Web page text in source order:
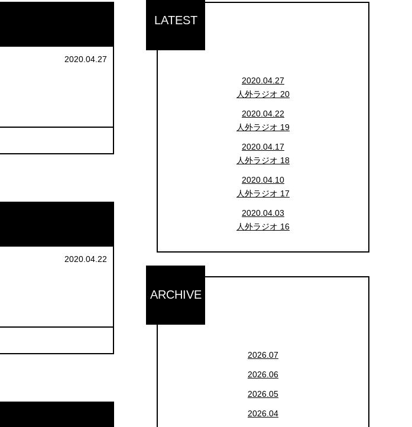
2020.04.27
2020.04.22
LATEST
2020.04.27
人外ラジオ 20
2020.04.22
人外ラジオ 19
2020.04.17
人外ラジオ 18
2020.04.10
人外ラジオ 17
2020.04.03
人外ラジオ 16
ARCHIVE
2026.07
2026.06
2026.05
2026.04